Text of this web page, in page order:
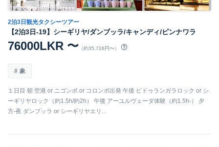
2泊3日観光タクシーツアー
【2泊3日-19】シーギリヤ/ダンブッラ/キャンディ/ピンナワラ
76000LKR 〜 （約35,726円〜）
象
１日目 朝 空港 or ニゴンボ or コロンボ出発 午後 ピドゥランガラロック or シ
ーギリヤロック（約1.5h/約2h） 午後 アーユルヴェーダ体験（約1.5h-） 夕
方-夜 ダンブッラ or シーギリヤエリ...